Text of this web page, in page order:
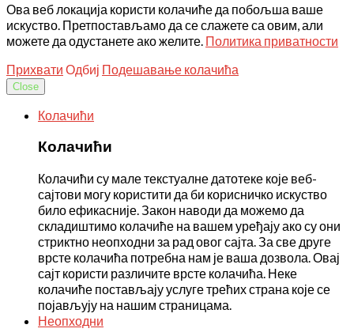
Ова веб локација користи колачиће да побољша ваше
искуство. Претпостављамо да се слажете са овим, али
можете да одустанете ако желите. Политика приватности
Прихвати Одбиј Подешавање колачића
Close
Колачићи
Колачићи
Колачићи су мале текстуалне датотеке које веб-
сајтови могу користити да би корисничко искуство
било ефикасније. Закон наводи да можемо да
складиштимо колачиће на вашем уређају ако су они
стриктно неопходни за рад овог сајта. За све друге
врсте колачића потребна нам је ваша дозвола. Овај
сајт користи различите врсте колачића. Неке
колачиће постављају услуге трећих страна које се
појављују на нашим страницама.
Неопходни